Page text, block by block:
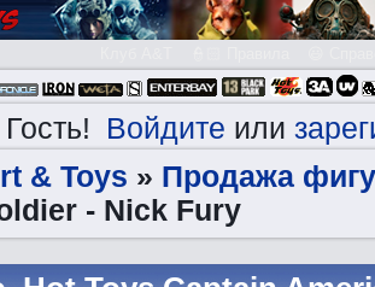
Войдите или
& Toys » Продажа
- Nick Fury